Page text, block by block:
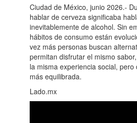
Ciudad de México, junio 2026.-
hablar de cerveza significaba
inevitablemente de alcohol. Sin
hábitos de consumo están
vez más personas buscan
permitan disfrutar el mismo
la misma experiencia social,
más equilibrada.
Lado.mx